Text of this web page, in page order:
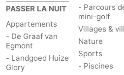
PASSER LA NUIT
Appartements
- De Graaf van
Egmont
- Landgoed Huize
Glory
- Parcours
mini-golf
Villages &
Nature
Sports
- Piscines